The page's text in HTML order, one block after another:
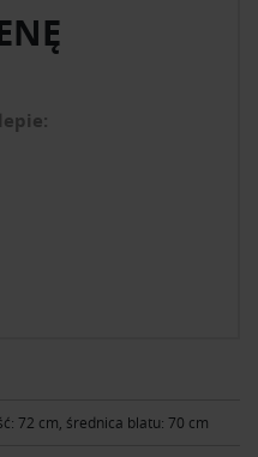
72 cm, średnica blatu: 70 cm